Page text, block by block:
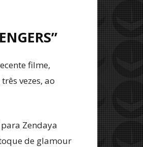
filme,
vezes, ao
Zendaya
de glamour